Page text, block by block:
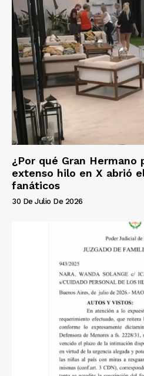
¿Por qué Gran Hermano
extenso hilo en X abrió
fanáticos
30 De Julio De 2026